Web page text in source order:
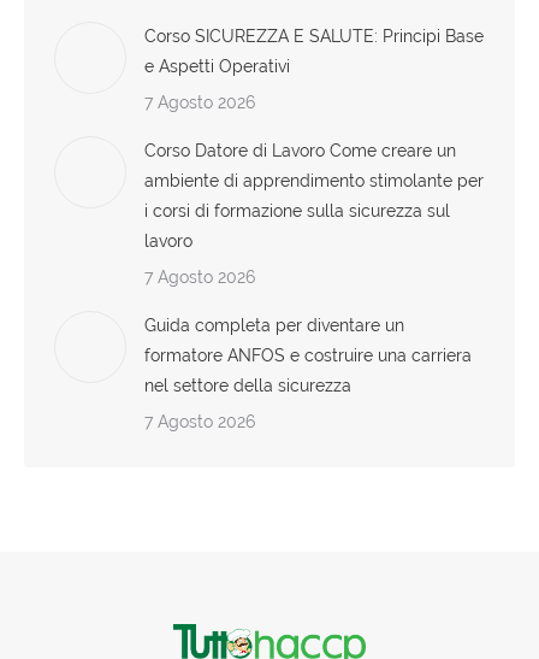
Corso SICUREZZA E SALUTE: Principi Base
e Aspetti Operativi
7 Agosto 2026
Corso Datore di Lavoro Come creare un
ambiente di apprendimento stimolante per
i corsi di formazione sulla sicurezza sul
lavoro
7 Agosto 2026
Guida completa per diventare un
formatore ANFOS e costruire una carriera
nel settore della sicurezza
7 Agosto 2026